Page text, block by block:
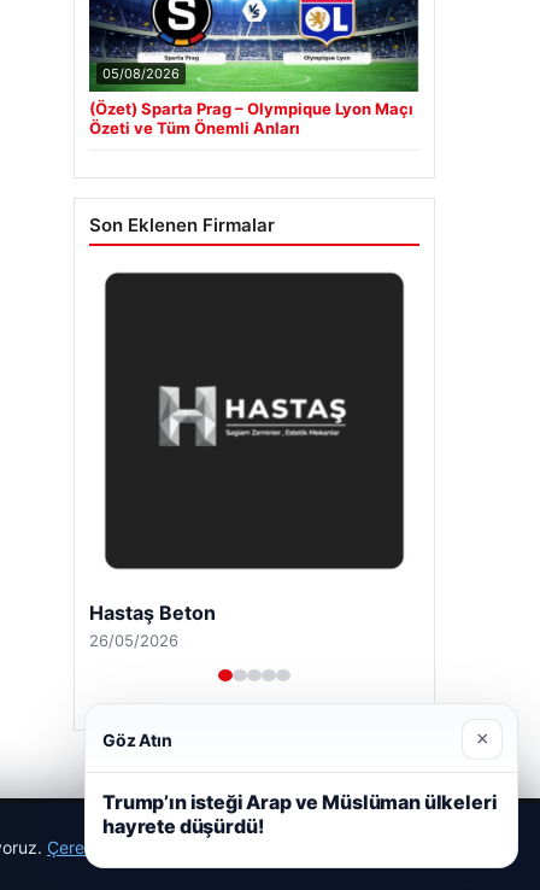
05/08/2026
(Özet) Sparta Prag – Olympique Lyon Maçı
Özeti ve Tüm Önemli Anları
Son Eklenen Firmalar
Hastaş Beton
26/05/2026
Çerez Politikamız
Göz Atın ×
Trump’ın isteği Arap ve Müslüman ülkeleri
hayrete düşürdü!